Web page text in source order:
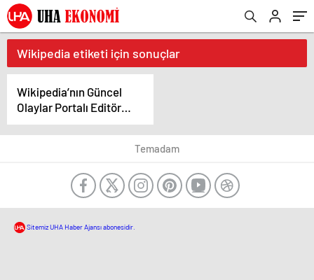
Wikipedia etiketi için sonuçlar
Wikipedia’nın Güncel
Olaylar Portalı Editör
Denetiminden Geçti:
Anlamı Ne?
Temadam
Sitemiz UHA Haber Ajansı abonesidir.